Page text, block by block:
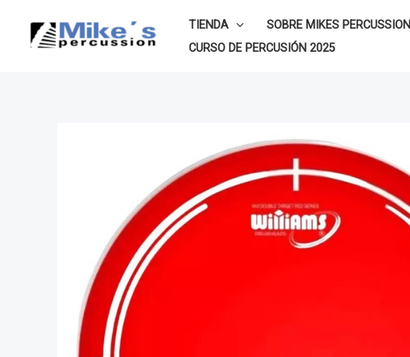
TIENDA SOBRE MIKES PERCUSSION
CURSO DE PERCUSIÓN 2025